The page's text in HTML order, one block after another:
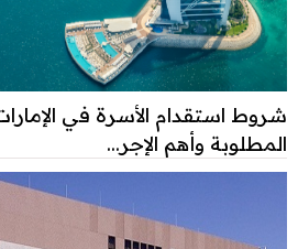
شروط استقدام الأسرة في
المطلوبة وأهم الإجر...